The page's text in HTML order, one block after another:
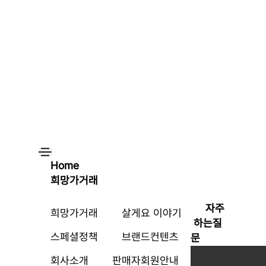
Home
희망가거래
희망가거래
살게요 이야기
스페셜정책
브랜드컨텐츠
회사소개
판매자회원안내
자주
하는질
문